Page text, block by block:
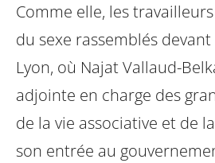
Comme elle, les
du sexe rassemblés
Lyon, où Najat Vallaud-
adjointe en charge des
de la vie associative et de
son entrée au